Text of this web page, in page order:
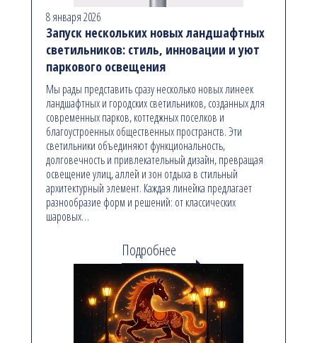
8 января 2026
Запуск нескольких новых ландшафтных
светильников: стиль, инновации и уют
паркового освещения
Мы рады представить сразу несколько новых линеек
ландшафтных и городских светильников, созданных для
современных парков, коттеджных поселков и
благоустроенных общественных пространств. Эти
светильники объединяют функциональность,
долговечность и привлекательный дизайн, превращая
освещение улиц, аллей и зон отдыха в стильный
архитектурный элемент. Каждая линейка предлагает
разнообразие форм и решений: от классических
шаровых…
Подробнее